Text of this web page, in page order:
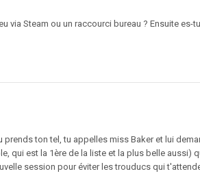
via Steam ou un raccourci bureau ? Ensuite es-
ton tel, tu appelles miss Baker et lui
qui est la 1ère de la liste et la plus belle aussi)
session pour éviter les trouducs qui